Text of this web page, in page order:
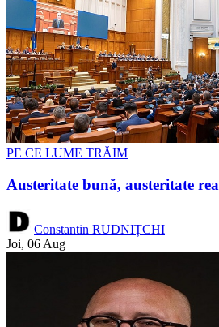
PE CE LUME TRĂIM
Austeritate bună, austeritate rea
Constantin RUDNIȚCHI
Joi, 06 Aug